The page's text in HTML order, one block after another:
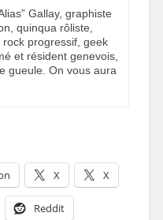
Gallay, graphiste
quinqua rôliste,
progressif, geek
et résident genevois,
gueule. On vous aura
X X
Reddit